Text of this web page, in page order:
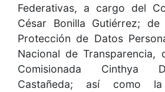
Federativas, a cargo del
César Bonilla Gutiérrez;
Protección de Datos
Nacional de Transparencia,
Comisionada Cinthya
Castañeda; así como